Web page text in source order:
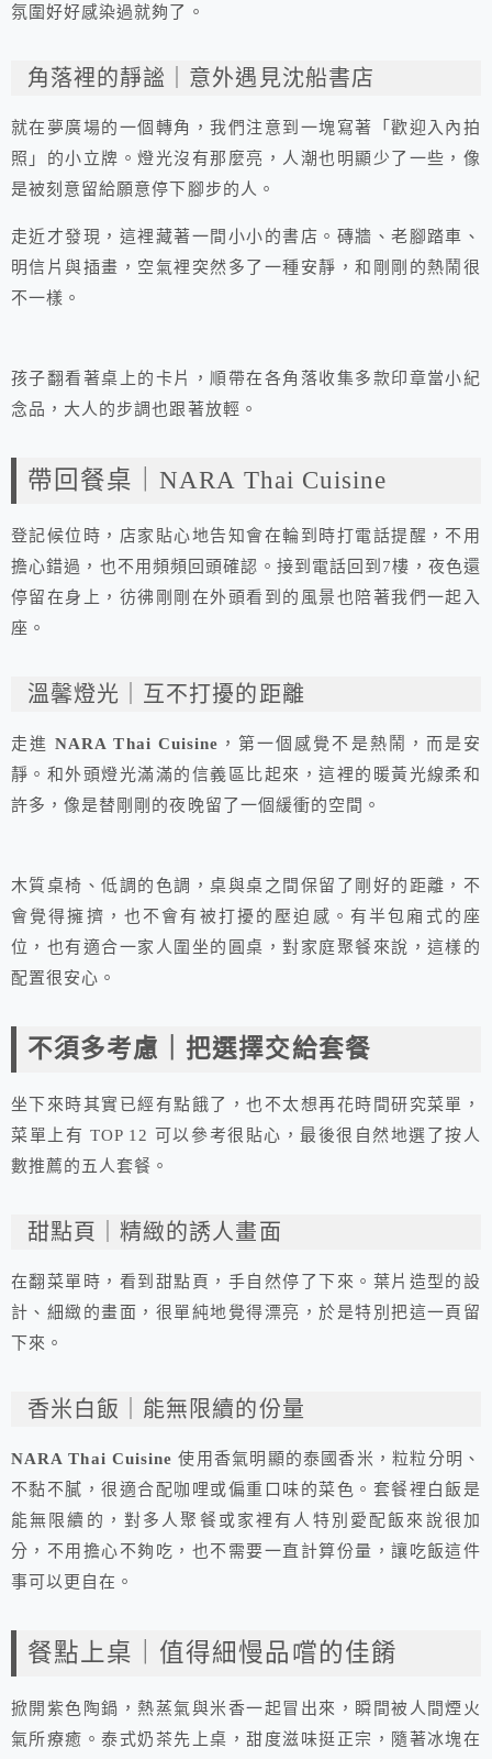
氛圍好好感染過就夠了。
角落裡的靜謐｜意外遇見沈船書店
就在夢廣場的一個轉角，我們注意到一塊寫著「歡迎入內拍
照」的小立牌。燈光沒有那麼亮，人潮也明顯少了一些，像
是被刻意留給願意停下腳步的人。
走近才發現，這裡藏著一間小小的書店。磚牆、老腳踏車、
明信片與插畫，空氣裡突然多了一種安靜，和剛剛的熱鬧很
不一樣。
孩子翻看著桌上的卡片，順帶在各角落收集多款印章當小紀
念品，大人的步調也跟著放輕。
帶回餐桌｜NARA Thai Cuisine
登記候位時，店家貼心地告知會在輪到時打電話提醒，不用
擔心錯過，也不用頻頻回頭確認。接到電話回到7樓，夜色還
停留在身上，彷彿剛剛在外頭看到的風景也陪著我們一起入
座。
溫馨燈光｜互不打擾的距離
走進NARA Thai Cuisine ，第一個感覺不是熱鬧，而是安
靜。和外頭燈光滿滿的信義區比起來，這裡的暖黃光線柔和
許多，像是替剛剛的夜晚留了一個緩衝的空間。
木質桌椅、低調的色調，桌與桌之間保留了剛好的距離，不
會覺得擁擠，也不會有被打擾的壓迫感。有半包廂式的座
位，也有適合一家人圍坐的圓桌，對家庭聚餐來說，這樣的
配置很安心。
不須多考慮｜把選擇交給套餐
坐下來時其實已經有點餓了，也不太想再花時間研究菜單，
菜單上有 TOP 12 可以參考很貼心，最後很自然地選了按人
數推薦的五人套餐。
甜點頁｜精緻的誘人畫面
在翻菜單時，看到甜點頁，手自然停了下來。葉片造型的設
計、細緻的畫面，很單純地覺得漂亮，於是特別把這一頁留
下來。
香米白飯｜能無限續的份量
NARA Thai Cuisine 使用香氣明顯的泰國香米，粒粒分明、
不黏不膩，很適合配咖哩或偏重口味的菜色。套餐裡白飯是
能無限續的，對多人聚餐或家裡有人特別愛配飯來說很加
分，不用擔心不夠吃，也不需要一直計算份量，讓吃飯這件
事可以更自在。
餐點上桌｜值得細慢品嚐的佳餚
掀開紫色陶鍋，熱蒸氣與米香一起冒出來，瞬間被人間煙火
氣所療癒。泰式奶茶先上桌，甜度滋味挺正宗，隨著冰塊在